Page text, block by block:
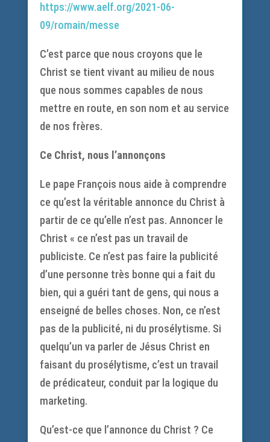
https://www.aelf.org/2021-06-
09/romain/messe
C’est parce que nous croyons que le
Christ se tient vivant au milieu de nous
que nous sommes capables de nous
mettre en route, en son nom et au service
de nos frères.
Ce Christ, nous l’annonçons
Le pape François nous aide à comprendre
ce qu’est la véritable annonce du Christ à
partir de ce qu’elle n’est pas. Annoncer le
Christ « ce n’est pas un travail de
publiciste. Ce n’est pas faire la publicité
d’une personne très bonne qui a fait du
bien, qui a guéri tant de gens, qui nous a
enseigné de belles choses. Non, ce n’est
pas de la publicité, ni du prosélytisme. Si
quelqu’un va parler de Jésus Christ en
faisant du prosélytisme, c’est un travail
de prédicateur, conduit par la logique du
marketing.
Qu’est-ce que l’annonce du Christ ? Ce